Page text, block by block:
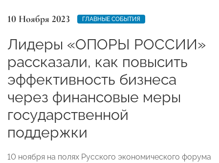
10 Ноября 2023 ГЛАВНЫЕ СОБЫТИЯ
Лидеры «ОПОРЫ РОССИИ»
рассказали, как повысить
эффективность бизнеса
через финансовые меры
государственной
поддержки
10 ноября на полях Русского экономического форума